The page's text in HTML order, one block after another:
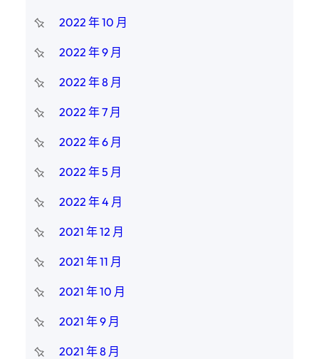
2022 年 10 月
2022 年 9 月
2022 年 8 月
2022 年 7 月
2022 年 6 月
2022 年 5 月
2022 年 4 月
2021 年 12 月
2021 年 11 月
2021 年 10 月
2021 年 9 月
2021 年 8 月